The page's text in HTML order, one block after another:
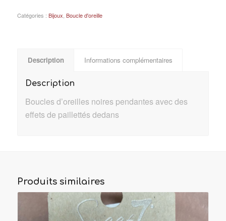
Catégories : Bijoux Boucle d'oreille
Description Informations complémentaires
Description
Boucles d’oreilles noires pendantes avec des
effets de paillettés dedans
Produits similaires